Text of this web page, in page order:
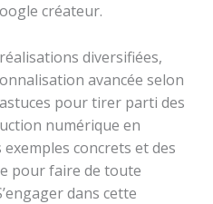
créateur.
diversifiées,
avancée selon
pour tirer parti des
numérique en
concrets et des
pour faire de toute
dans cette